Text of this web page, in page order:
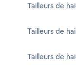
Tailleurs de
Tailleurs de
Tailleurs de